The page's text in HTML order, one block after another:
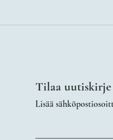
Tilaa uutiskirje
Lisää